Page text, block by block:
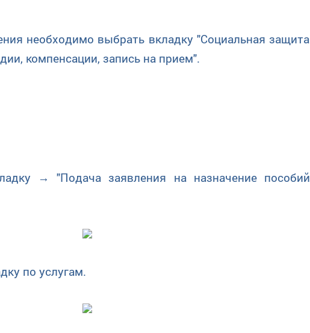
необходимо выбрать вкладку "Социальная
компенсации, запись на прием".
→ "Подача заявления на назначение
по услугам.